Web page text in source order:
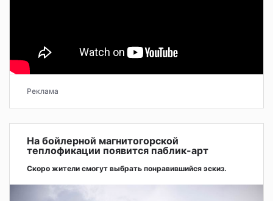
Реклама
На бойлерной магнитогорской
теплофикации появится паблик-арт
Скоро жители смогут выбрать понравившийся эскиз.